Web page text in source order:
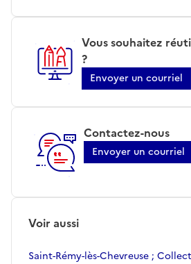
Vous souhaitez
?
Envoyer un courriel
Contactez-nous
Envoyer un courriel
Voir aussi
Saint-Rémy-lès-Chevreuse ;